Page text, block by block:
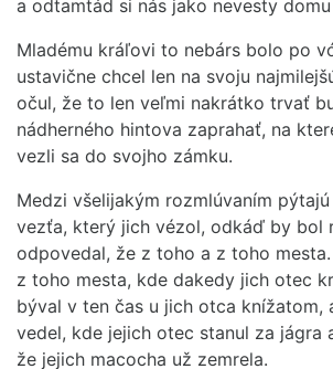
a odtamtád si nás jako nevesty
Mladému kráľovi to nebárs bolo po
ustavične chcel len na svoju
očul, že to len veľmi nakrátko trvať
nádherného hintova zaprahať, na
vezli sa do svojho zámku.
Medzi všelijakým rozmlúvaním
vezťa, který jich vézol, odkáď by bol
odpovedal, že z toho a z toho
z toho mesta, kde dakedy jich otec
býval v ten čas u jich otca knížatom,
vedel, kde jejich otec stanul za jágra
že jejich macocha už zemrela.